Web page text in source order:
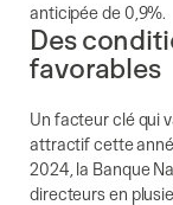
anticipée de 0,9%.
Des
favorables
Un facteur clé qui
attractif cette
2024, la Banque
directeurs en